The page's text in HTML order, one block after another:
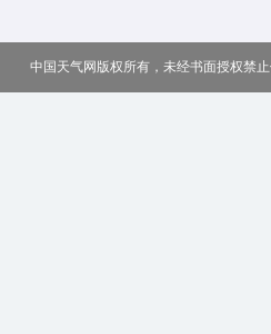
中国天气网版权所有，未经书面授权